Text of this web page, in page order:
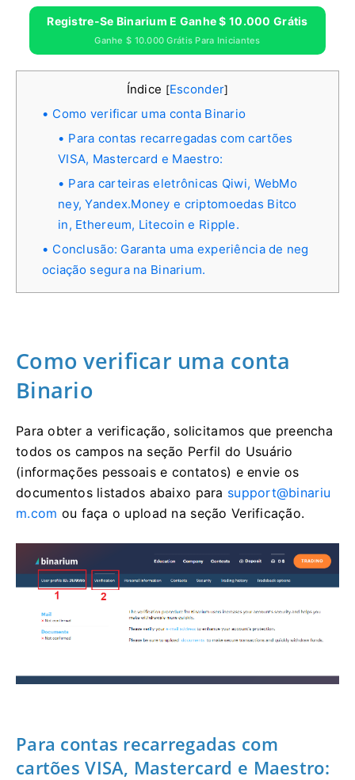
Registre-Se Binarium E Ganhe $ 10.000 Grátis
Ganhe $ 10.000 Grátis Para Iniciantes
Índice [Esconder]
Como verificar uma conta Binario
Para contas recarregadas com cartões
VISA, Mastercard e Maestro:
Para carteiras eletrônicas Qiwi, WebMo
ney, Yandex.Money e criptomoedas Bitco
in, Ethereum, Litecoin e Ripple.
Conclusão: Garanta uma experiência de neg
ociação segura na Binarium.
Como verificar uma conta
Binario
Para obter a verificação, solicitamos que preencha
todos os campos na seção Perfil do Usuário
(informações pessoais e contatos) e envie os
documentos listados abaixo para support@binariu
m.com ou faça o upload na seção Verificação.
Para contas recarregadas com
cartões VISA, Mastercard e Maestro: